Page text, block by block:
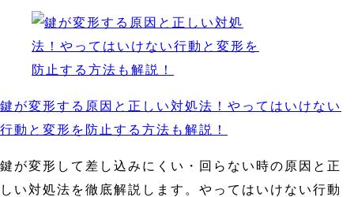
鍵が変形する原因と正しい対処法！やってはいけない
行動と変形を防止する方法も解説！
鍵が変形して差し込みにくい・回らない時の原因と正
しい対処法を徹底解説します。やってはいけない行動